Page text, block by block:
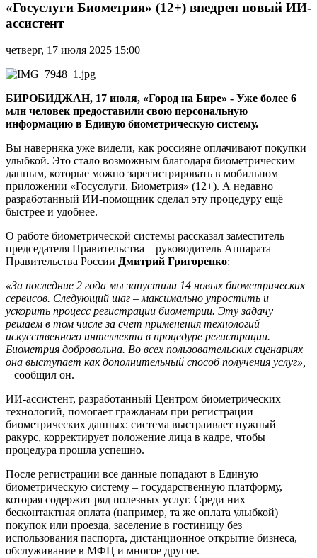
в
приложении
Биометрия»
внедрен
ИИ-
ассистент
«Госуслуги Биометрия» (12+) внедрен новый ИИ-
ассистент
четверг, 17 июля 2025 15:00
БИРОБИДЖАН, 17 июля, «Город на Бире» - Уже более 6
млн человек предоставили свою персональную
информацию в Единую биометрическую систему.
Вы наверняка уже видели, как россияне оплачивают покупки
улыбкой. Это стало возможным благодаря биометрическим
данным, которые можно зарегистрировать в мобильном
приложении «Госуслуги. Биометрия» (12+). А недавно
разработанный ИИ-помощник сделал эту процедуру ещё
быстрее и удобнее.
О работе биометрической системы рассказал заместитель
председателя Правительства – руководитель Аппарата
Правительства России Дмитрий Григоренко:
«За последние 2 года мы запустили 14 новых биометрических
сервисов. Следующий шаг – максимально упростить и
ускорить процесс регистрации биометрии. Эту задачу
решаем в том числе за счет применения технологий
искусственного интеллекта в процедуре регистрации.
Биометрия добровольна. Во всех пользовательских сценариях
она выступает как дополнительный способ получения услуг»,
– сообщил он.
ИИ-ассистент, разработанный Центром биометрических
технологий, помогает гражданам при регистрации
биометрических данных: система выстраивает нужный
ракурс, корректирует положение лица в кадре, чтобы
процедура прошла успешно.
После регистрации все данные попадают в Единую
биометрическую систему – государственную платформу,
которая содержит ряд полезных услуг. Среди них –
бесконтактная оплата (например, та же оплата улыбкой)
покупок или проезда, заселение в гостиницу без
использования паспорта, дистанционное открытие бизнеса,
обслуживание в МФЦ и многое другое.